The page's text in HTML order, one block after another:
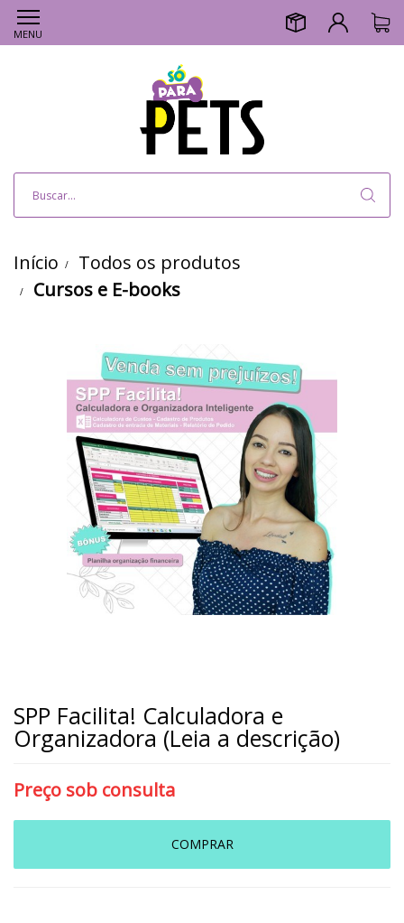
MENU
Início
Todos os produtos
Cursos e E-books
SPP Facilita! Calculadora e
Organizadora (Leia a descrição)
Preço sob consulta
COMPRAR